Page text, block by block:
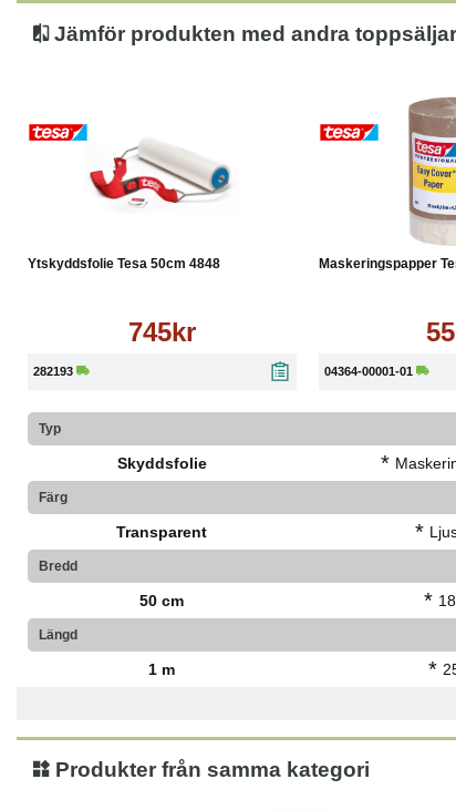
Jämför produkten med andra
Ytskyddsfolie Tesa 50cm 4848
745kr
282193
Maskeringspapper
04364-00001-01
Typ
Skyddsfolie *
Färg
Transparent *
Bredd
50 cm *
Längd
1 m *
Produkter från samma kategori